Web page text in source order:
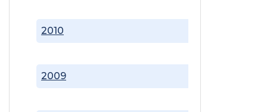
2009
2010